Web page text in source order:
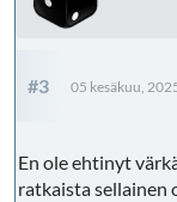
#3 05 kesäkuu,
En ole ehtinyt
ratkaista sellainen